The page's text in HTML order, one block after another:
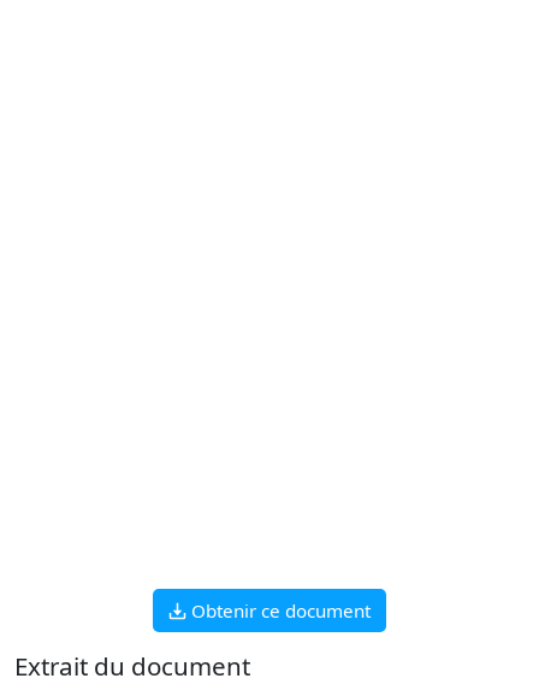
Obtenir ce document
Extrait du document